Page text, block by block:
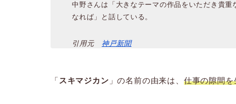
中野さんは「大きなテーマの作品をいただき貴
なれば」と話している。
引用元 神戸新聞
「 スキマジカン 」の名前の由来は、 仕事の隙間